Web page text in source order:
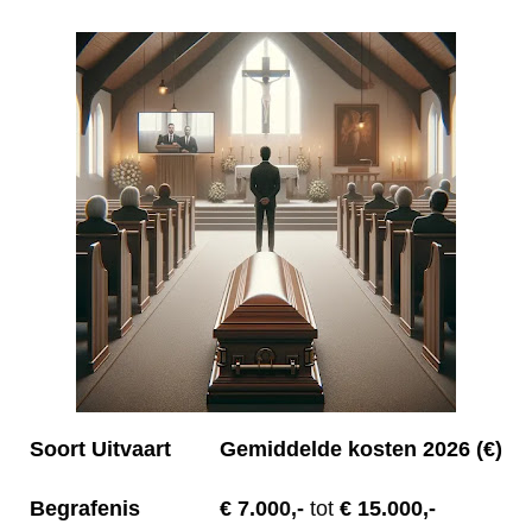
Soort Uitvaart Gemiddelde kosten 2026 (€)
Begrafenis € 7.000,- tot € 15.000,-